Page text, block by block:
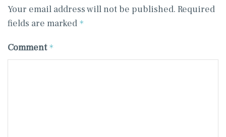
Your email address will not be published. Required
fields are marked *
Comment *